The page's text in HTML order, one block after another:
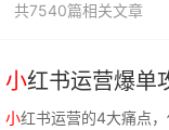
共7540篇相关文章
小红书运营爆单
小红书运营的4大痛点，